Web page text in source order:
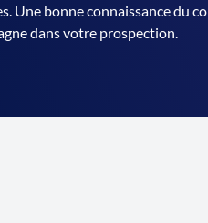
Une bonne connaissance du
dans votre prospection.